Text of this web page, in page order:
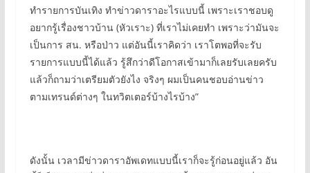
ทำรายการบันเทิง ทำข่าวดาราอะไรแบบนี้ เพราะเราชอบดู
อยากรู้เรื่องชาวบ้าน (หัวเราะ) ที่เราไม่เคยทำ เพราะว่ามันจะ
เป็นการ สน. หรือป่าว แต่อันนี้เราคิดว่า เราโตพอที่จะรับ
รายการแบบนี้ได้แล้ว รู้สึกว่าดีโอกาสเข้ามาก็เลยรับเลยครับ
แล้วก็ถามว่าเตรียมตัวยังไง จริงๆ ผมเป็นคนชอบอ่านข่าว
ตามเทรนด์ต่างๆ ในทวิตเตอร์บ้างไรบ้าง”
ดังนั้น เวลามีข่าวดาราอัพเดทแบบนี้เราก็จะรู้ก่อนอยู่แล้ว อัน